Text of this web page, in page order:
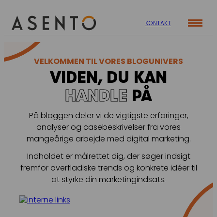
KONTAKT
Cases
Specialer
ORGANIC SEARCH
Programmatic SEO
FÅ KORTLAGT DIN AI SYNLIGHED
Webinar
Whitepapers
Mød teamet
Karriere
Nyhedsbrev
VELKOMMEN TIL VORES BLOGUNIVERS
VIDEN, DU KAN
HANDLE PÅ
På bloggen deler vi de vigtigste erfaringer,
analyser og casebeskrivelser fra vores
mangeårige arbejde med digital marketing.
Indholdet er målrettet dig, der søger indsigt
fremfor overfladiske trends og konkrete idéer til
at styrke din marketingindsats.